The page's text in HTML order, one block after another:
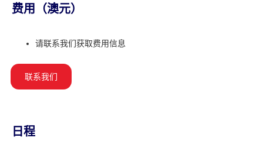
费用（澳元）
请联系我们获取费用信息
联系我们
日程